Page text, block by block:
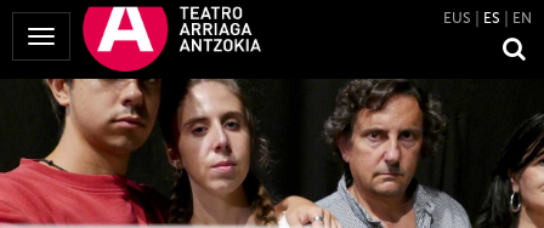
Mostrar
Menú
EUS ES EN